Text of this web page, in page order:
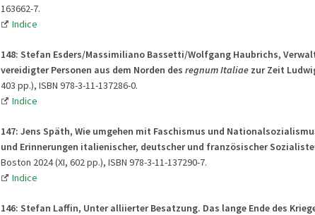
163662-7.
Indice
148: Stefan Esders/Massimiliano Bassetti/Wolfgang Haubrichs,
vereidigter Personen aus dem Norden des regnum Italiaezur Zeit
403 pp.), ISBN 978-3-11-137286-0.
Indice
147: Jens Späth, Wie umgehen mit Faschismus und
und Erinnerungen italienischer, deutscher und französischer
Boston 2024 (XI, 602 pp.), ISBN 978-3-11-137290-7.
Indice
146: Stefan Laffin, Unter alliierter Besatzung. Das lange Ende des